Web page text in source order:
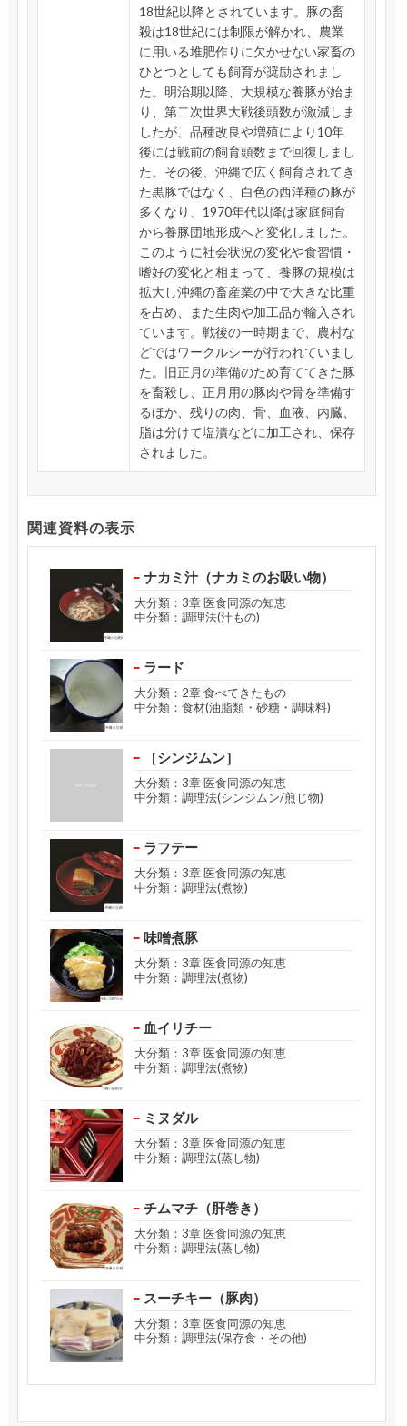
18世紀以降とされています。豚の畜
殺は18世紀には制限が解かれ、農業
に用いる堆肥作りに欠かせない家畜の
ひとつとしても飼育が奨励されまし
た。明治期以降、大規模な養豚が始ま
り、第二次世界大戦後頭数が激減しま
したが、品種改良や増殖により10年
後には戦前の飼育頭数まで回復しまし
た。その後、沖縄で広く飼育されてき
た黒豚ではなく、白色の西洋種の豚が
多くなり、1970年代以降は家庭飼育
から養豚団地形成へと変化しました。
このように社会状況の変化や食習慣・
嗜好の変化と相まって、養豚の規模は
拡大し沖縄の畜産業の中で大きな比重
を占め、また生肉や加工品が輸入され
ています。戦後の一時期まで、農村な
どではワークルシーが行われていまし
た。旧正月の準備のため育ててきた豚
を畜殺し、正月用の豚肉や骨を準備す
るほか、残りの肉、骨、血液、内臓、
脂は分けて塩漬などに加工され、保存
されました。
関連資料の表示
ナカミ汁（ナカミのお吸い物）
大分類：3章 医食同源の知恵
中分類：調理法(汁もの)
ラード
大分類：2章 食べてきたもの
中分類：食材(油脂類・砂糖・調味料)
［シンジムン］
大分類：3章 医食同源の知恵
中分類：調理法(シンジムン/煎じ物)
ラフテー
大分類：3章 医食同源の知恵
中分類：調理法(煮物)
味噌煮豚
大分類：3章 医食同源の知恵
中分類：調理法(煮物)
血イリチー
大分類：3章 医食同源の知恵
中分類：調理法(煮物)
ミヌダル
大分類：3章 医食同源の知恵
中分類：調理法(蒸し物)
チムマチ（肝巻き）
大分類：3章 医食同源の知恵
中分類：調理法(蒸し物)
スーチキー（豚肉）
大分類：3章 医食同源の知恵
中分類：調理法(保存食・その他)